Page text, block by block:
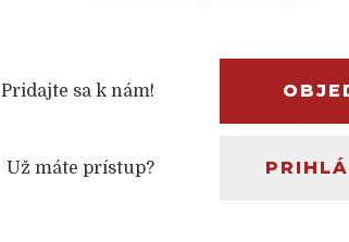
Pridajte sa k nám!
Už máte prístup?